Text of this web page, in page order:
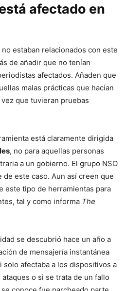
afectado en
estaban relacionados con este
de añadir que no tenían
afectados. Añaden que
malas prácticas que hacían
que tuvieran pruebas
está claramente dirigida
, no para aquellas personas
a un gobierno. El grupo NSO
de este caso. Aun así creen que
este tipo de herramientas para
tal y como informa The
se descubrió hace un año a
de mensajería instantánea
solo afectaba a los dispositivos a
o si se trata de un fallo